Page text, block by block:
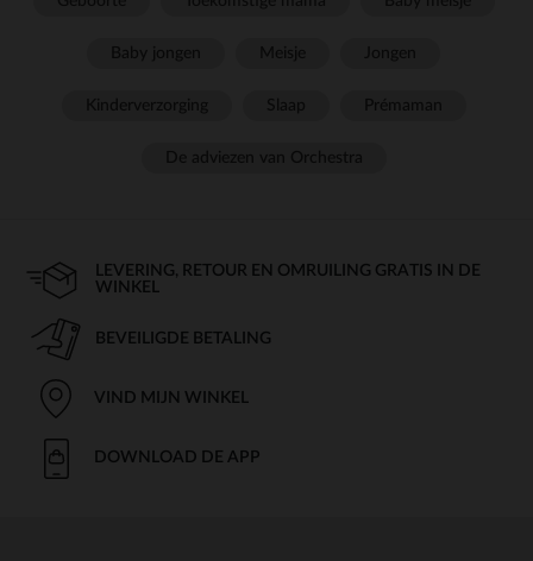
LEVERING, RETOUR EN OMRUILING GRATIS IN DE
WINKEL
BEVEILIGDE BETALING
VIND MIJN WINKEL
DOWNLOAD DE APP